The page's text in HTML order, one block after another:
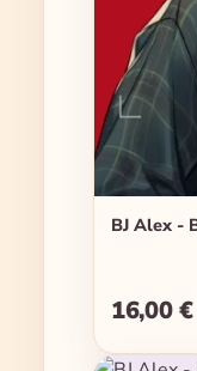
BJ Alex -
16,00 €